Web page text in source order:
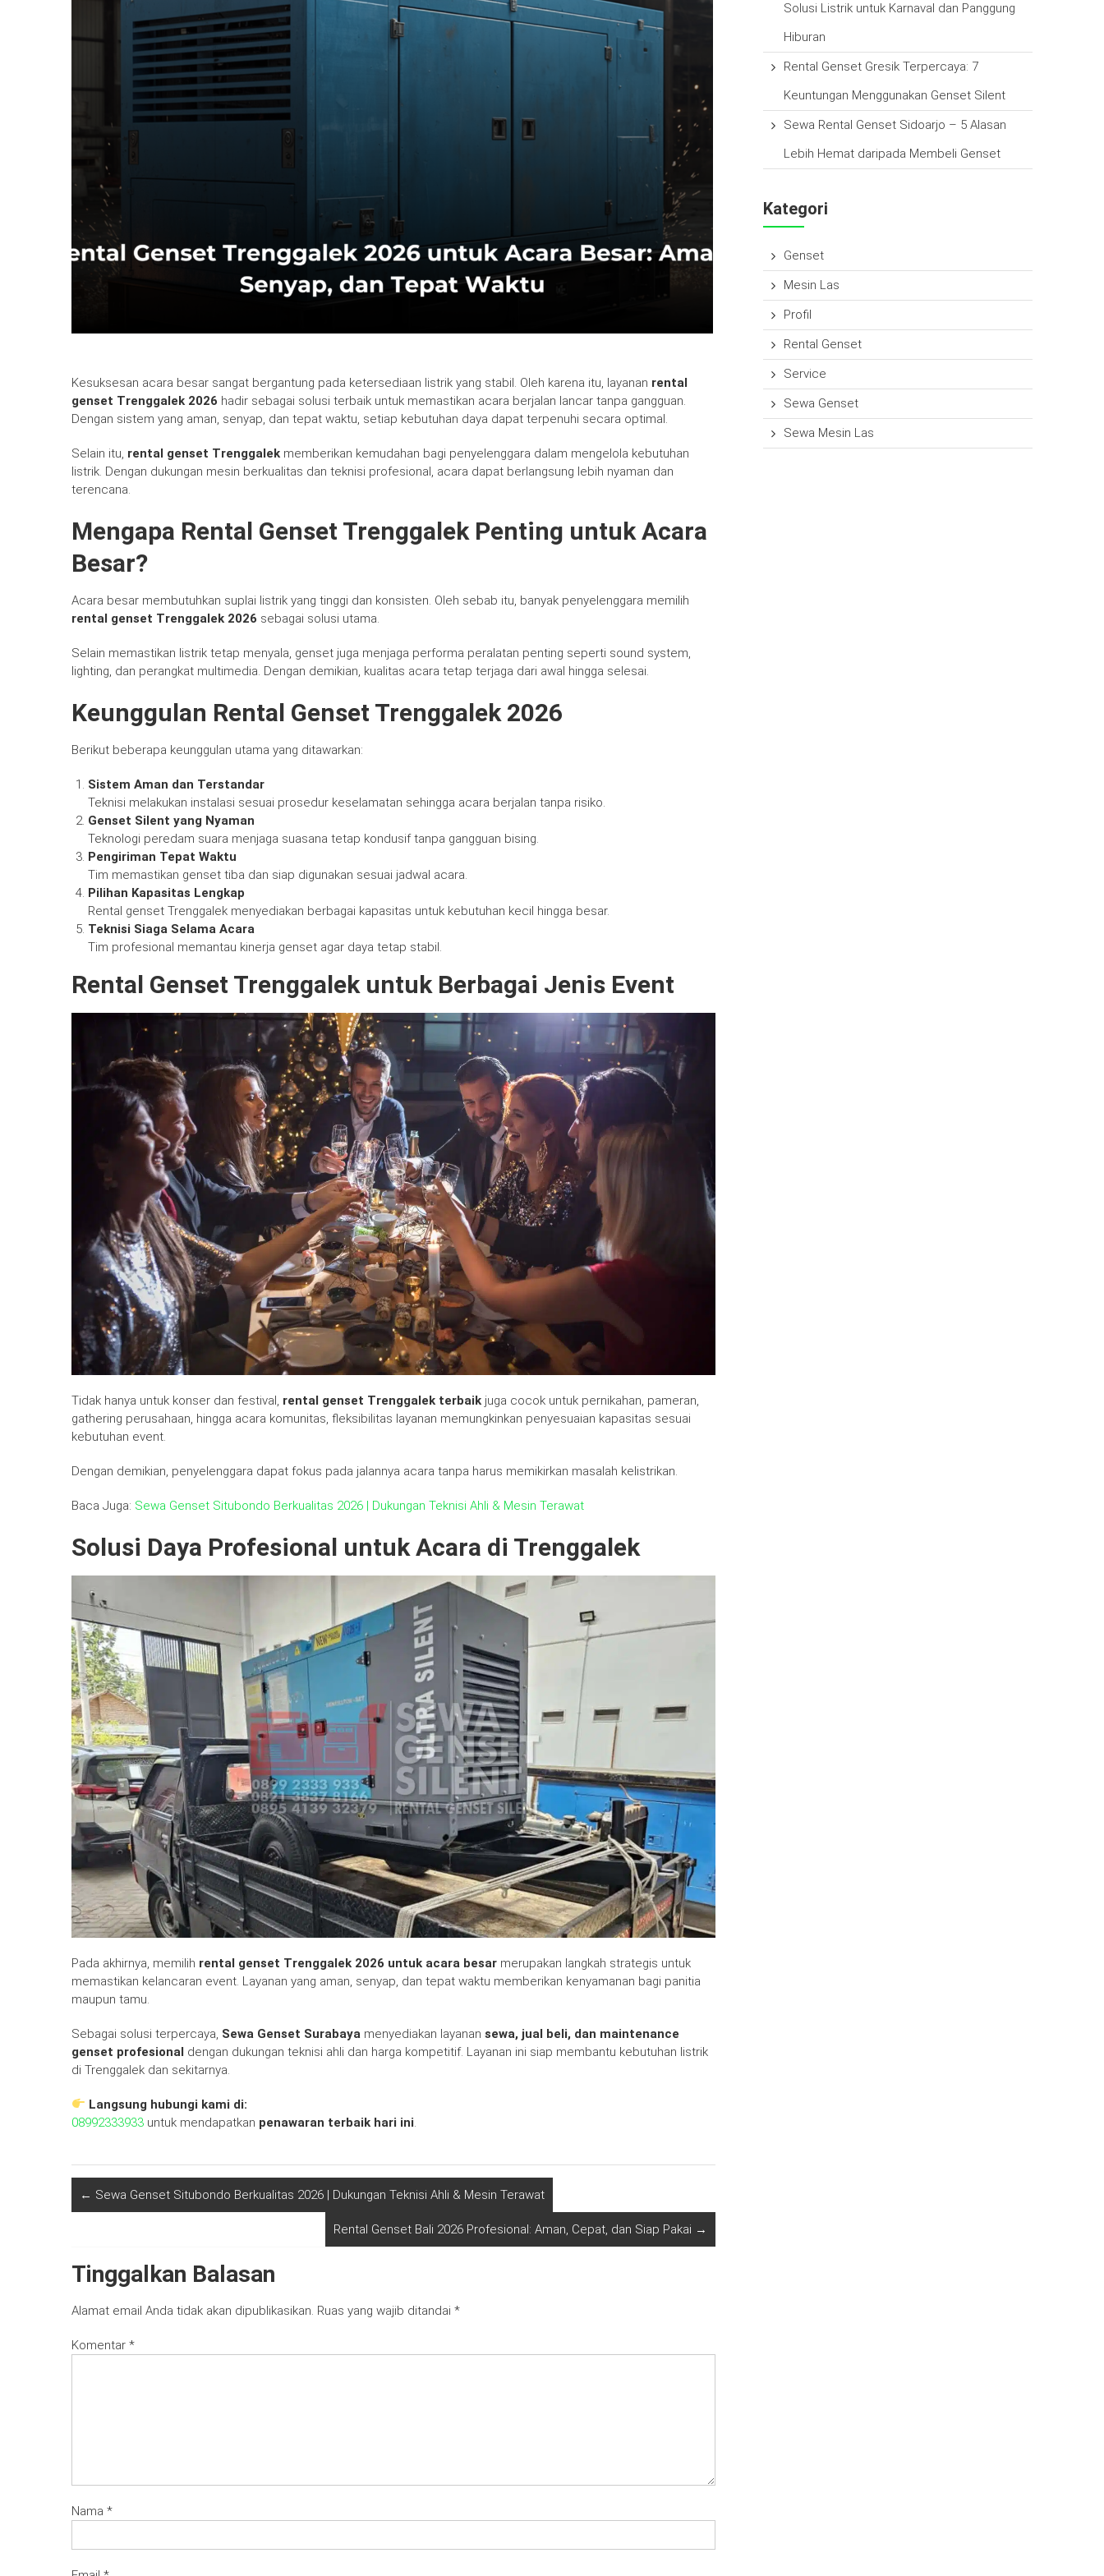
Kesuksesan acara besar sangat bergantung pada ketersediaan listrik yang stabil. Oleh karena itu, layanan rental
genset Trenggalek 2026 hadir sebagai solusi terbaik untuk memastikan acara berjalan lancar tanpa gangguan.
Dengan sistem yang aman, senyap, dan tepat waktu, setiap kebutuhan daya dapat terpenuhi secara optimal.
Selain itu, rental genset Trenggalek memberikan kemudahan bagi penyelenggara dalam mengelola kebutuhan
listrik. Dengan dukungan mesin berkualitas dan teknisi profesional, acara dapat berlangsung lebih nyaman dan
terencana.
Mengapa Rental Genset Trenggalek Penting untuk Acara
Besar?
Acara besar membutuhkan suplai listrik yang tinggi dan konsisten. Oleh sebab itu, banyak penyelenggara memilih
rental genset Trenggalek 2026 sebagai solusi utama.
Selain memastikan listrik tetap menyala, genset juga menjaga performa peralatan penting seperti sound system,
lighting, dan perangkat multimedia. Dengan demikian, kualitas acara tetap terjaga dari awal hingga selesai.
Keunggulan Rental Genset Trenggalek 2026
Berikut beberapa keunggulan utama yang ditawarkan:
Sistem Aman dan Terstandar
Teknisi melakukan instalasi sesuai prosedur keselamatan sehingga acara berjalan tanpa risiko.
Genset Silent yang Nyaman
Teknologi peredam suara menjaga suasana tetap kondusif tanpa gangguan bising.
Pengiriman Tepat Waktu
Tim memastikan genset tiba dan siap digunakan sesuai jadwal acara.
Pilihan Kapasitas Lengkap
Rental genset Trenggalek menyediakan berbagai kapasitas untuk kebutuhan kecil hingga besar.
Teknisi Siaga Selama Acara
Tim profesional memantau kinerja genset agar daya tetap stabil.
Rental Genset Trenggalek untuk Berbagai Jenis Event
Tidak hanya untuk konser dan festival, rental genset Trenggalek terbaik juga cocok untuk pernikahan, pameran,
gathering perusahaan, hingga acara komunitas, fleksibilitas layanan memungkinkan penyesuaian kapasitas sesuai
kebutuhan event.
Dengan demikian, penyelenggara dapat fokus pada jalannya acara tanpa harus memikirkan masalah kelistrikan.
Baca Juga: Sewa Genset Situbondo Berkualitas 2026 | Dukungan Teknisi Ahli & Mesin Terawat
Solusi Daya Profesional untuk Acara di Trenggalek
Pada akhirnya, memilih rental genset Trenggalek 2026 untuk acara besar merupakan langkah strategis untuk
memastikan kelancaran event. Layanan yang aman, senyap, dan tepat waktu memberikan kenyamanan bagi panitia
maupun tamu.
Sebagai solusi terpercaya, Sewa Genset Surabaya menyediakan layanan sewa, jual beli, dan maintenance
genset profesional dengan dukungan teknisi ahli dan harga kompetitif. Layanan ini siap membantu kebutuhan listrik
di Trenggalek dan sekitarnya.
Langsung hubungi kami di:
08992333933 untuk mendapatkan penawaran terbaik hari ini.
← Sewa Genset Situbondo Berkualitas 2026 | Dukungan Teknisi Ahli & Mesin Terawat
Rental Genset Bali 2026 Profesional: Aman, Cepat, dan Siap Pakai →
Tinggalkan Balasan
Alamat email Anda tidak akan dipublikasikan. Ruas yang wajib ditandai *
Komentar *
Nama *
Solusi Listrik untuk Karnaval dan Panggung
Hiburan
Rental Genset Gresik Terpercaya: 7
Keuntungan Menggunakan Genset Silent
Sewa Rental Genset Sidoarjo – 5 Alasan
Lebih Hemat daripada Membeli Genset
Kategori
Genset
Mesin Las
Profil
Rental Genset
Service
Sewa Genset
Sewa Mesin Las